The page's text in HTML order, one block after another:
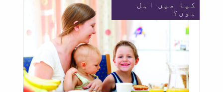
کیا میں اہل
ہوں؟